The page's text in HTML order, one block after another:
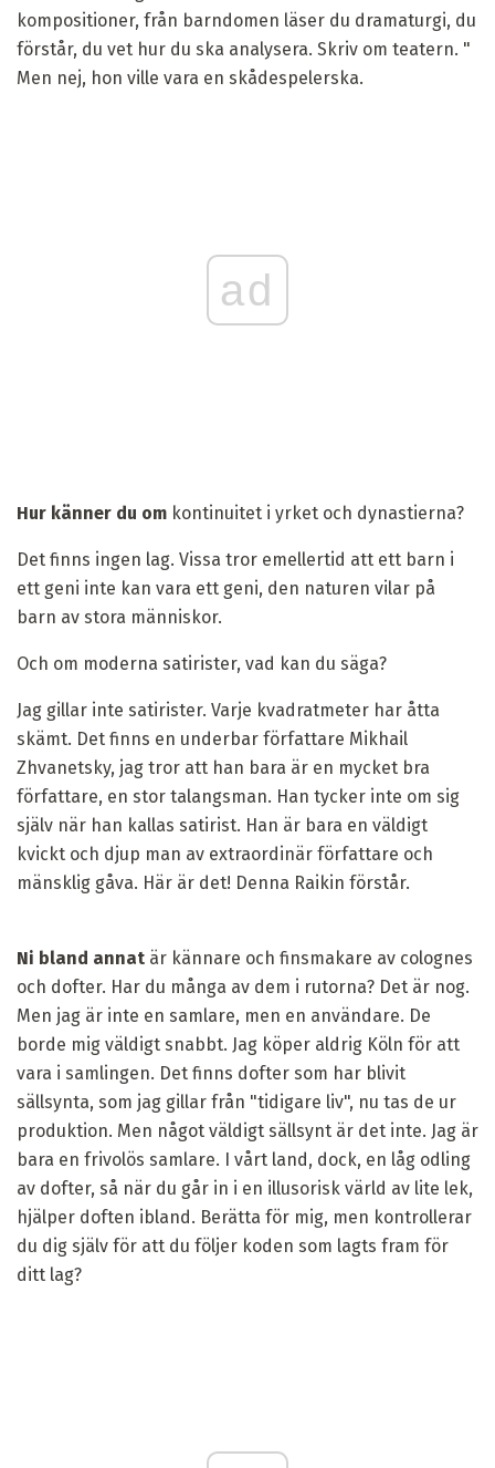
kompositioner, från barndomen läser du dramaturgi, du
förstår, du vet hur du ska analysera. Skriv om teatern. "
Men nej, hon ville vara en skådespelerska.
ad
Hur känner du om kontinuitet i yrket och dynastierna?
Det finns ingen lag. Vissa tror emellertid att ett barn i
ett geni inte kan vara ett geni, den naturen vilar på
barn av stora människor.
Och om moderna satirister, vad kan du säga?
Jag gillar inte satirister. Varje kvadratmeter har åtta
skämt. Det finns en underbar författare Mikhail
Zhvanetsky, jag tror att han bara är en mycket bra
författare, en stor talangsman. Han tycker inte om sig
själv när han kallas satirist. Han är bara en väldigt
kvickt och djup man av extraordinär författare och
mänsklig gåva. Här är det! Denna Raikin förstår.
Ni bland annat är kännare och finsmakare av colognes
och dofter. Har du många av dem i rutorna? Det är nog.
Men jag är inte en samlare, men en användare. De
borde mig väldigt snabbt. Jag köper aldrig Köln för att
vara i samlingen. Det finns dofter som har blivit
sällsynta, som jag gillar från "tidigare liv", nu tas de ur
produktion. Men något väldigt sällsynt är det inte. Jag är
bara en frivolös samlare. I vårt land, dock, en låg odling
av dofter, så när du går in i en illusorisk värld av lite lek,
hjälper doften ibland. Berätta för mig, men kontrollerar
du dig själv för att du följer koden som lagts fram för
ditt lag?